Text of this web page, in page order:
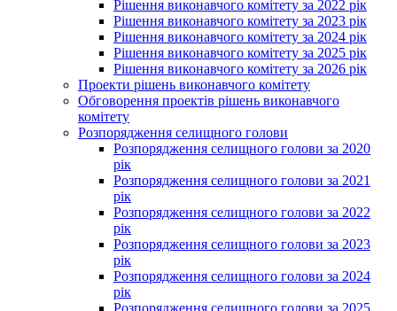
Рішення виконавчого комітету за 2022 рік
Рішення виконавчого комітету за 2023 рік
Рішення виконавчого комітету за 2024 рік
Рішення виконавчого комітету за 2025 рік
Рішення виконавчого комітету за 2026 рік
Проекти рішень виконавчого комітету
Обговорення проектів рішень виконавчого
комітету
Розпорядження селищного голови
Розпорядження селищного голови за 2020
рік
Розпорядження селищного голови за 2021
рік
Розпорядження селищного голови за 2022
рік
Розпорядження селищного голови за 2023
рік
Розпорядження селищного голови за 2024
рік
Розпорядження селищного голови за 2025